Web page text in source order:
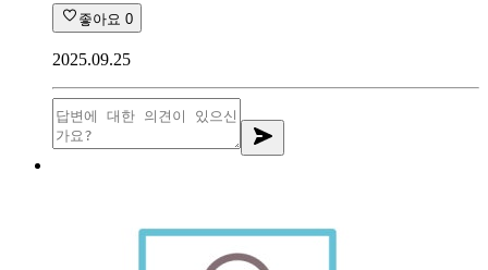
좋아요 0
2025.09.25